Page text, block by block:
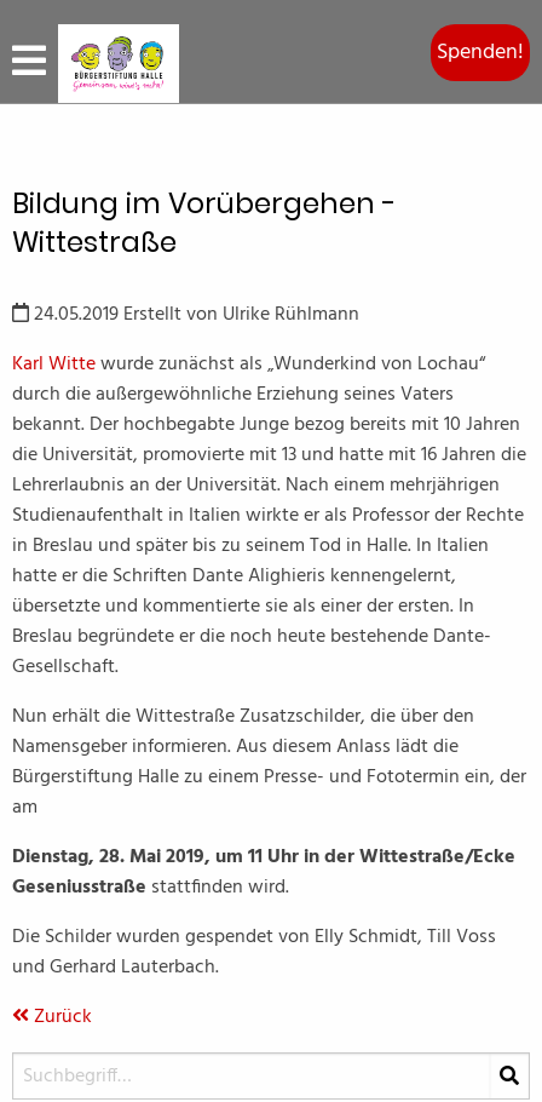
Spenden!
Bildung im Vorübergehen -
Wittestraße
24.05.2019Erstellt von Ulrike Rühlmann
Karl Wittewurde zunächst als „Wunderkind von Lochau“
durch die außergewöhnliche Erziehung seines Vaters
bekannt. Der hochbegabte Junge bezog bereits mit 10 Jahren
die Universität, promovierte mit 13 und hatte mit 16 Jahren die
Lehrerlaubnis an der Universität. Nach einem mehrjährigen
Studienaufenthalt in Italien wirkte er als Professor der Rechte
in Breslau und später bis zu seinem Tod in Halle. In Italien
hatte er die Schriften Dante Alighieris kennengelernt,
übersetzte und kommentierte sie als einer der ersten. In
Breslau begründete er die noch heute bestehende Dante-
Gesellschaft.
Nun erhält die Wittestraße Zusatzschilder, die über den
Namensgeber informieren. Aus diesem Anlass lädt die
Bürgerstiftung Halle zu einem Presse- und Fototermin ein, der
am
Dienstag, 28. Mai 2019, um 11 Uhr in der Wittestraße/Ecke
Geseniusstraße stattfinden wird.
Die Schilder wurden gespendet von Elly Schmidt, Till Voss
und Gerhard Lauterbach.
Zurück